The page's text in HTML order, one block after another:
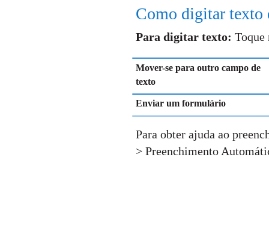
Como digitar texto
Para digitar texto: Toque
Mover-se para outro campo de
texto
Enviar um formulário
Para obter ajuda ao
> Preenchimento